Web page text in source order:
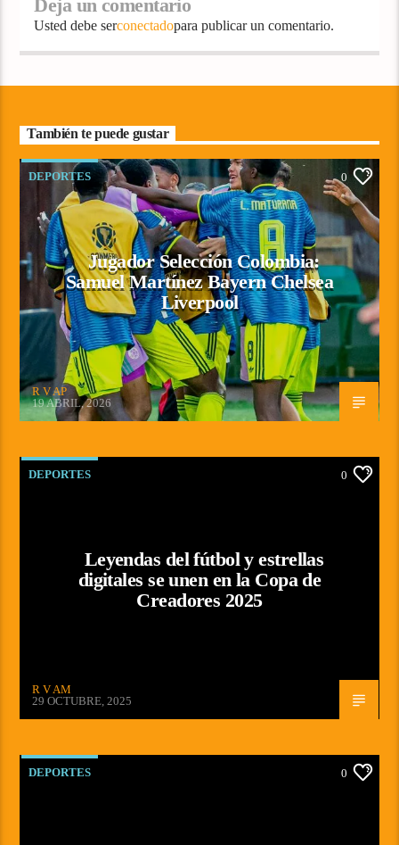
Deja un comentario
Usted debe serconectadopara publicar un comentario.
También te puede gustar
DEPORTES 0
Jugador Selección Colombia:
Samuel Martínez Bayern Chelsea
Liverpool
R V AP
19 ABRIL, 2026
DEPORTES 0
Leyendas del fútbol y estrellas
digitales se unen en la Copa de
Creadores 2025
R V AM
29 OCTUBRE, 2025
DEPORTES 0